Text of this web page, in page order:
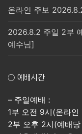
온라인 주보
2026.8.2 주일 2부
예수님]
○ 예배시간
– 주일예배 :
1부 오전 9시(온라인
2부 오후 2시(예배